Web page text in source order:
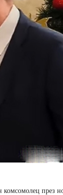
комсомолец през